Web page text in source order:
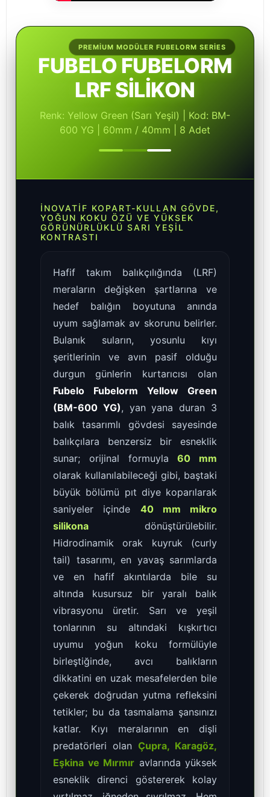
PREMIUM MODÜLER FUBELORM SERIES
FUBELO FUBELORM
LRF SİLİKON
Renk: Yellow Green (Sarı Yeşil) | Kod: BM-
600 YG | 60mm / 40mm | 8 Adet
İNOVATIF KOPART-KULLAN GÖVDE,
YOĞUN KOKU ÖZÜ VE YÜKSEK
GÖRÜNÜRLÜKLÜ SARI YEŞIL
KONTRASTI
Hafif takım balıkçılığında (LRF)
meraların değişken şartlarına ve
hedef balığın boyutuna anında
uyum sağlamak av skorunu belirler.
Bulanık suların, yosunlu kıyı
şeritlerinin ve avın pasif olduğu
durgun günlerin kurtarıcısı olan
Fubelo Fubelorm Yellow Green
(BM-600 YG), yan yana duran 3
balık tasarımlı gövdesi sayesinde
balıkçılara benzersiz bir esneklik
sunar; orijinal formuyla60 mm
olarak kullanılabileceği gibi, baştaki
büyük bölümü pıt diye koparılarak
saniyeler içinde 40 mm mikro
silikona dönüştürülebilir.
Hidrodinamik orak kuyruk (curly
tail) tasarımı, en yavaş sarımlarda
ve en hafif akıntılarda bile su
altında kusursuz bir yaralı balık
vibrasyonu üretir. Sarı ve yeşil
tonlarının su altındaki kışkırtıcı
uyumu yoğun koku formülüyle
birleştiğinde, avcı balıkların
dikkatini en uzak mesafelerden bile
çekerek doğrudan yutma refleksini
tetikler; bu da tasmalama şansınızı
katlar. Kıyı meralarının en dişli
predatörleri olan Çupra, Karagöz,
Eşkina ve Mırmır avlarında yüksek
esneklik direnci göstererek kolay